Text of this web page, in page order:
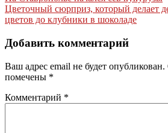
по
Цветочный сюрприз, который делает
цветов до клубники в шоколаде
Добавить комментарий
Ваш адрес email не будет опубликован.
помечены *
Комментарий *